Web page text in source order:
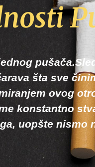
šta sve
ovog
konstantno
uopšte nismo